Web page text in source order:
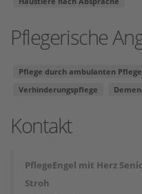
Pflegerische
Pflege durch ambulanten
Verhinderungspflege
Kontakt
PflegeEngel mit Herz
Stroh